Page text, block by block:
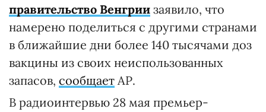
правительство Венгрии заявило, что
намерено поделиться с другими странами
в ближайшие дни более 140 тысячами доз
вакцины из своих неиспользованных
запасов, сообщает АР.
В радиоинтервью 28 мая премьер-